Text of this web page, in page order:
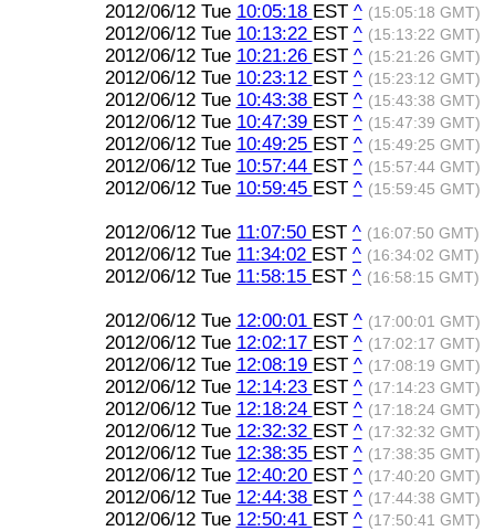
2012/06/12 Tue 10:05:18 EST ^ (15:05:18 GMT)
2012/06/12 Tue 10:13:22 EST ^ (15:13:22 GMT)
2012/06/12 Tue 10:21:26 EST ^ (15:21:26 GMT)
2012/06/12 Tue 10:23:12 EST ^ (15:23:12 GMT)
2012/06/12 Tue 10:43:38 EST ^ (15:43:38 GMT)
2012/06/12 Tue 10:47:39 EST ^ (15:47:39 GMT)
2012/06/12 Tue 10:49:25 EST ^ (15:49:25 GMT)
2012/06/12 Tue 10:57:44 EST ^ (15:57:44 GMT)
2012/06/12 Tue 10:59:45 EST ^ (15:59:45 GMT)
2012/06/12 Tue 11:07:50 EST ^ (16:07:50 GMT)
2012/06/12 Tue 11:34:02 EST ^ (16:34:02 GMT)
2012/06/12 Tue 11:58:15 EST ^ (16:58:15 GMT)
2012/06/12 Tue 12:00:01 EST ^ (17:00:01 GMT)
2012/06/12 Tue 12:02:17 EST ^ (17:02:17 GMT)
2012/06/12 Tue 12:08:19 EST ^ (17:08:19 GMT)
2012/06/12 Tue 12:14:23 EST ^ (17:14:23 GMT)
2012/06/12 Tue 12:18:24 EST ^ (17:18:24 GMT)
2012/06/12 Tue 12:32:32 EST ^ (17:32:32 GMT)
2012/06/12 Tue 12:38:35 EST ^ (17:38:35 GMT)
2012/06/12 Tue 12:40:20 EST ^ (17:40:20 GMT)
2012/06/12 Tue 12:44:38 EST ^ (17:44:38 GMT)
2012/06/12 Tue 12:50:41 EST ^ (17:50:41 GMT)